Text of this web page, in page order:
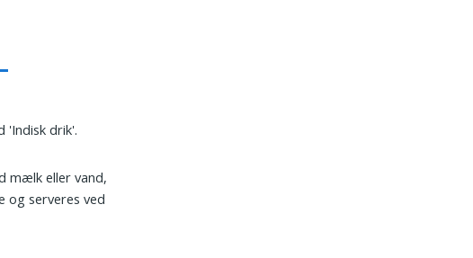
'Indisk drik'.
mælk eller vand,
og serveres ved